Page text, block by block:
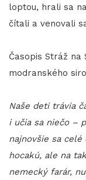
loptou, hrali sa
čítali a venovali
Časopis Stráž
modranského
Naše deti trávia
i učia sa niečo –
najnovšie sa celé
hocakú, ale na
nemecký farár,